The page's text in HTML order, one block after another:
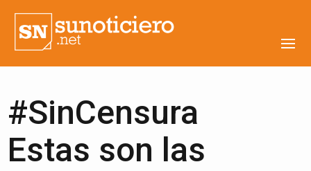
#SinCensura
Estas son las